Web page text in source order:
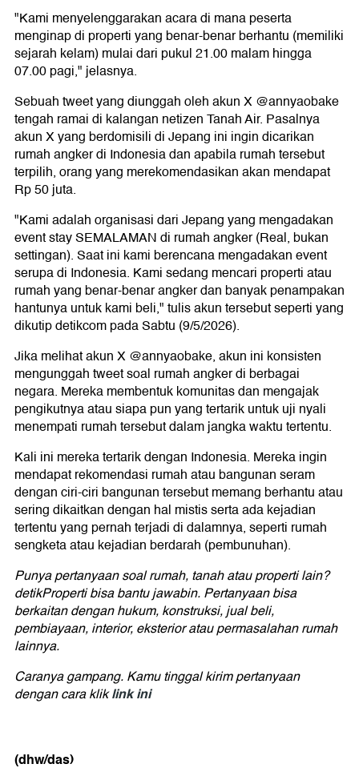
"Kami menyelenggarakan acara di mana peserta
menginap di properti yang benar-benar berhantu (memiliki
sejarah kelam) mulai dari pukul 21.00 malam hingga
07.00 pagi," jelasnya.
Sebuah tweet yang diunggah oleh akun X @annyaobake
tengah ramai di kalangan netizen Tanah Air. Pasalnya
akun X yang berdomisili di Jepang ini ingin dicarikan
rumah angker di Indonesia dan apabila rumah tersebut
terpilih, orang yang merekomendasikan akan mendapat
Rp 50 juta.
"Kami adalah organisasi dari Jepang yang mengadakan
event stay SEMALAMAN di rumah angker (Real, bukan
settingan). Saat ini kami berencana mengadakan event
serupa di Indonesia. Kami sedang mencari properti atau
rumah yang benar-benar angker dan banyak penampakan
hantunya untuk kami beli," tulis akun tersebut seperti yang
dikutip detikcom pada Sabtu (9/5/2026).
Jika melihat akun X @annyaobake, akun ini konsisten
mengunggah tweet soal rumah angker di berbagai
negara. Mereka membentuk komunitas dan mengajak
pengikutnya atau siapa pun yang tertarik untuk uji nyali
menempati rumah tersebut dalam jangka waktu tertentu.
Kali ini mereka tertarik dengan Indonesia. Mereka ingin
mendapat rekomendasi rumah atau bangunan seram
dengan ciri-ciri bangunan tersebut memang berhantu atau
sering dikaitkan dengan hal mistis serta ada kejadian
tertentu yang pernah terjadi di dalamnya, seperti rumah
sengketa atau kejadian berdarah (pembunuhan).
Punya pertanyaan soal rumah, tanah atau properti lain?
detikProperti bisa bantu jawabin. Pertanyaan bisa
berkaitan dengan hukum, konstruksi, jual beli,
pembiayaan, interior, eksterior atau permasalahan rumah
lainnya.
Caranya gampang. Kamu tinggal kirim pertanyaan
dengan cara kliklink ini
(dhw/das)